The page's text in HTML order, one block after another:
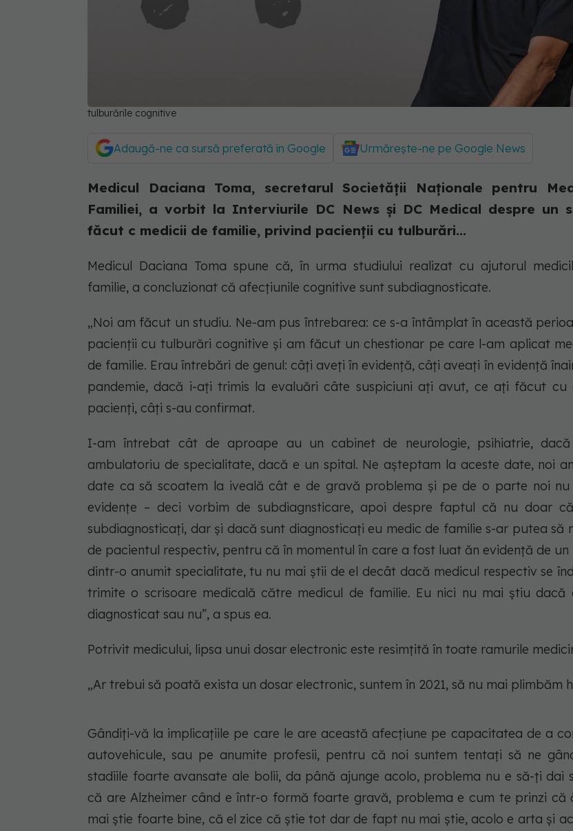
tulburările cognitive
Adaugă-ne ca sursă preferată în Google Urmărește-ne pe Google News
Medicul Daciana Toma, secretarul Societății Naționale pentru
Familiei, a vorbit la Interviurile DC News și DC Medical despre un
făcut c medicii de familie, privind pacienții cu tulburări...
Medicul Daciana Toma spune că, în urma studiului realizat cu ajutorul
familie, a concluzionat că afecțiunile cognitive sunt subdiagnosticate.
„Noi am făcut un studiu. Ne-am pus întrebarea: ce s-a întâmplat în această
pacienții cu tulburări cognitive și am făcut un chestionar pe care l-am aplicat
de familie. Erau întrebări de genul: câți aveți în evidență, câți aveați în evidență
pandemie, dacă i-ați trimis la evaluări câte suspiciuni ați avut, ce ați făcut cu
pacienți, câți s-au confirmat.
I-am întrebat cât de aproape au un cabinet de neurologie, psihiatrie,
ambulatoriu de specialitate, dacă e un spital. Ne așteptam la aceste date, noi
date ca să scoatem la iveală cât e de gravă problema și pe de o parte noi nu
evidențe – deci vorbim de subdiagnsticare, apoi despre faptul că nu doar
subdiagnosticați, dar și dacă sunt diagnosticați eu medic de familie s-ar putea să
de pacientul respectiv, pentru că în momentul în care a fost luat ăn evidență de un
dintr-o anumit specialitate, tu nu mai știi de el decât dacă medicul respectiv se
trimite o scrisoare medicală către medicul de familie. Eu nici nu mai știu dacă
diagnosticat sau nu”, a spus ea.
Potrivit medicului, lipsa unui dosar electronic este resimțită în toate ramurile
„Ar trebui să poată exista un dosar electronic, suntem în 2021, să nu mai plimbăm
Gândiți-vă la implicațiile pe care le are această afecțiune pe capacitatea de a
autovehicule, sau pe anumite profesii, pentru că noi suntem tentați să ne
stadiile foarte avansate ale bolii, da până ajunge acolo, problema nu e să-ți dai
că are Alzheimer când e într-o formă foarte gravă, problema e cum te prinzi că
mai știe foarte bine, că el zice că știe tot dar de fapt nu mai știe, acolo e arta și